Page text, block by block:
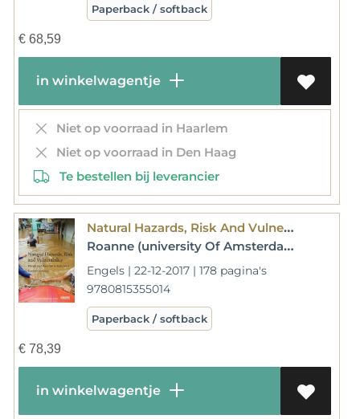
Paperback / softback
€68,59
in winkelwagentje
Niet op voorraad in Haarlem
Niet op voorraad in Den Haag
Te bestellen bij leverancier
Natural Hazards, Risk And Vulnerability
Roanne (university Of Amsterdam And Iss The Hague Van Voorst
Engels | 22-12-2017 | 178 pagina's
9780815355014
Paperback / softback
€78,39
in winkelwagentje